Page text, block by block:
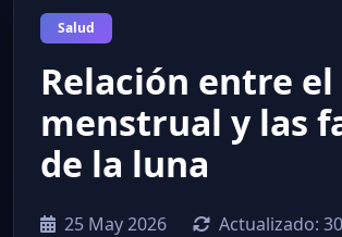
Salud
Relación entre
menstrual y las
de la luna
25 May 2026 Actualizado: